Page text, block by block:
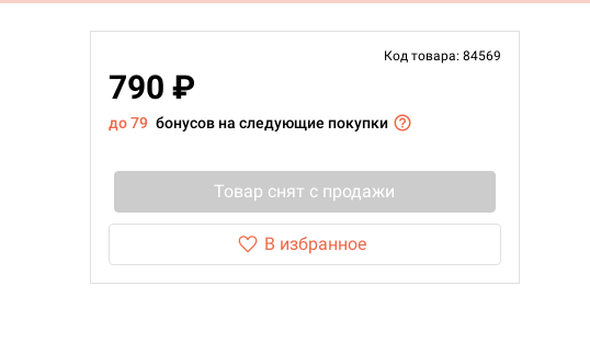
Код товара: 84569
790 ₽
до 79 бонусов на следующие покупки
Товар снят с продажи
В избранное